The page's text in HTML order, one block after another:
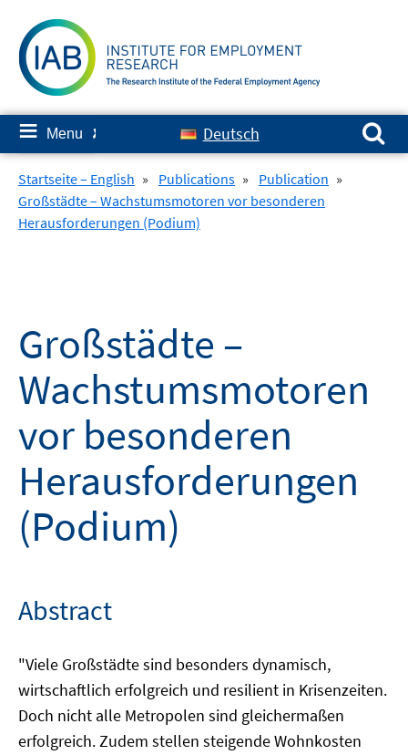
content
≡ Menu ✘ Deutsch
Search for:
Startseite – English » Publications » Publication »
Großstädte – Wachstumsmotoren vor besonderen
Herausforderungen (Podium)
Großstädte –
Wachstumsmotoren
vor besonderen
Herausforderungen
(Podium)
Abstract
"Viele Großstädte sind besonders dynamisch,
wirtschaftlich erfolgreich und resilient in Krisenzeiten.
Doch nicht alle Metropolen sind gleichermaßen
erfolgreich. Zudem stellen steigende Wohnkosten